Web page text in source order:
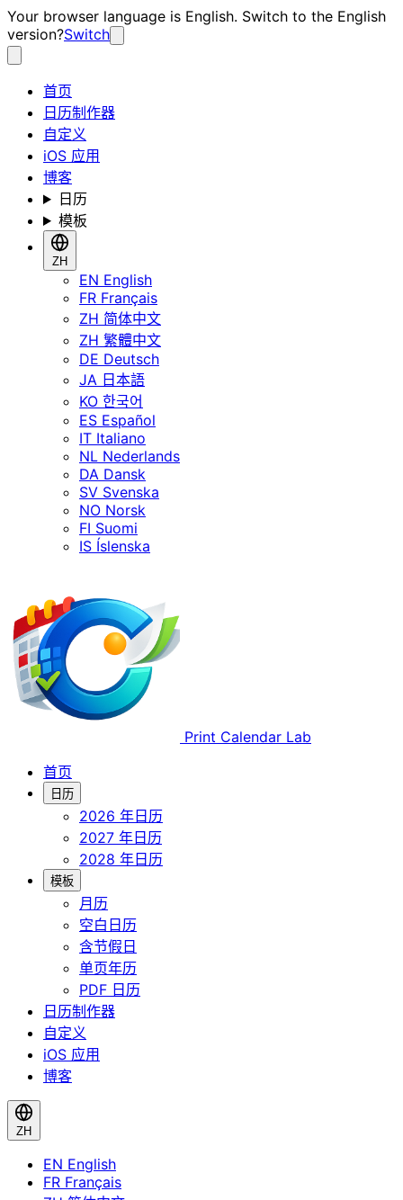
Your browser language is English. Switch to the English
version?Switch
首页
日历制作器
自定义
iOS 应用
博客
日历
模板
ZH
EN English
FR Français
ZH 简体中文
ZH 繁體中文
DE Deutsch
JA 日本語
KO 한국어
ES Español
IT Italiano
NL Nederlands
DA Dansk
SV Svenska
NO Norsk
FI Suomi
IS Íslenska
Print Calendar Lab
首页
日历
2026 年日历
2027 年日历
2028 年日历
模板
月历
空白日历
含节假日
单页年历
PDF 日历
日历制作器
自定义
iOS 应用
博客
ZH
EN English
FR Français